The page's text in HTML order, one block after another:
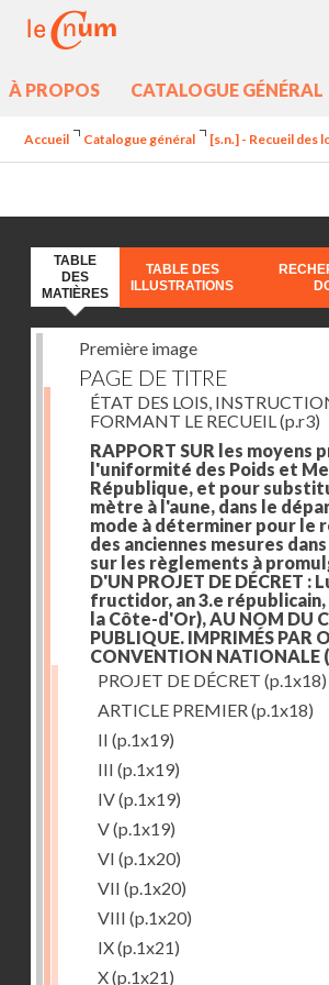
À PROPOS CATALOGUE GÉNÉRAL
Accueil Catalogue général [s.n.] - Recueil des
TABLE
DES
MATIÈRES
TABLE DES
ILLUSTRATIONS
Première image
PAGE DE TITRE
ÉTAT DES LOIS,
FORMANT LE RECUEIL(p.r3)
RAPPORT SUR les
l'uniformité des Poids et
République, et pour
mètre à l'aune, dans le
mode à déterminer pour le
des anciennes mesures
sur les règlements à
D'UN PROJET DE DÉCRET :
fructidor, an 3.e républicain,
la Côte-d'Or), AU NOM DU
PUBLIQUE. IMPRIMÉS PAR
CONVENTION NATIONALE
PROJET DE DÉCRET (p.1x18)
ARTICLE PREMIER(p.1x18)
II (p.1x19)
III (p.1x19)
IV(p.1x19)
V(p.1x19)
VI (p.1x20)
VII (p.1x20)
VIII (p.1x20)
IX(p.1x21)
X(p.1x21)